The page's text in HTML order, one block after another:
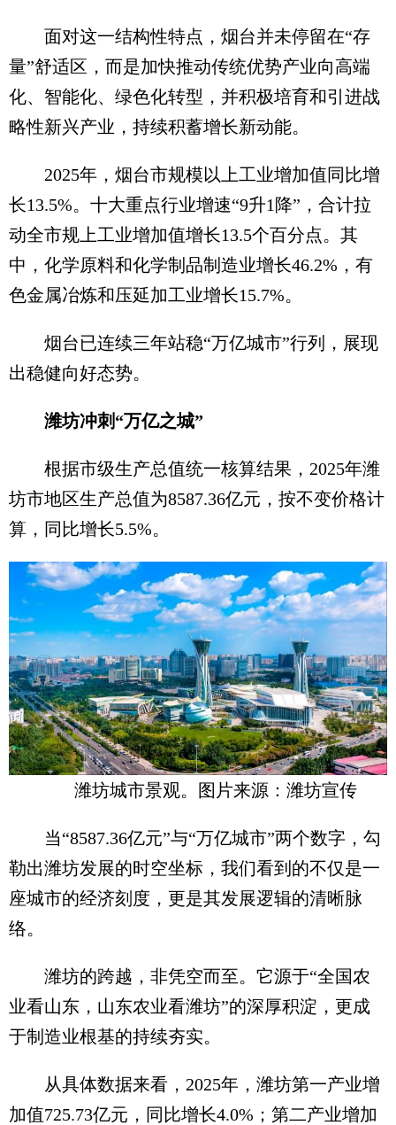
面对这一结构性特点，烟台并未停留在“存
量”舒适区，而是加快推动传统优势产业向高端
化、智能化、绿色化转型，并积极培育和引进战
略性新兴产业，持续积蓄增长新动能。
2025年，烟台市规模以上工业增加值同比增
长13.5%。十大重点行业增速“9升1降”，合计拉
动全市规上工业增加值增长13.5个百分点。其
中，化学原料和化学制品制造业增长46.2%，有
色金属冶炼和压延加工业增长15.7%。
烟台已连续三年站稳“万亿城市”行列，展现
出稳健向好态势。
潍坊冲刺“万亿之城”
根据市级生产总值统一核算结果，2025年潍
坊市地区生产总值为8587.36亿元，按不变价格计
算，同比增长5.5%。
潍坊城市景观。图片来源：潍坊宣传
当“8587.36亿元”与“万亿城市”两个数字，勾
勒出潍坊发展的时空坐标，我们看到的不仅是一
座城市的经济刻度，更是其发展逻辑的清晰脉
络。
潍坊的跨越，非凭空而至。它源于“全国农
业看山东，山东农业看潍坊”的深厚积淀，更成
于制造业根基的持续夯实。
从具体数据来看，2025年，潍坊第一产业增
加值725.73亿元，同比增长4.0%；第二产业增加